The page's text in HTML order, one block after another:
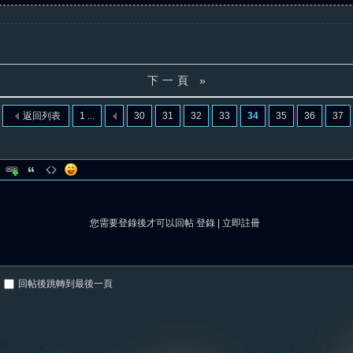
下一頁 »
1 ... 30 31 32 33 34 35 36 37
返回列表
您需要登錄後才可以回帖 登錄 立即註冊
回帖後跳轉到最後一頁